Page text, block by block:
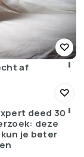
af
deed 30
deze
je beter